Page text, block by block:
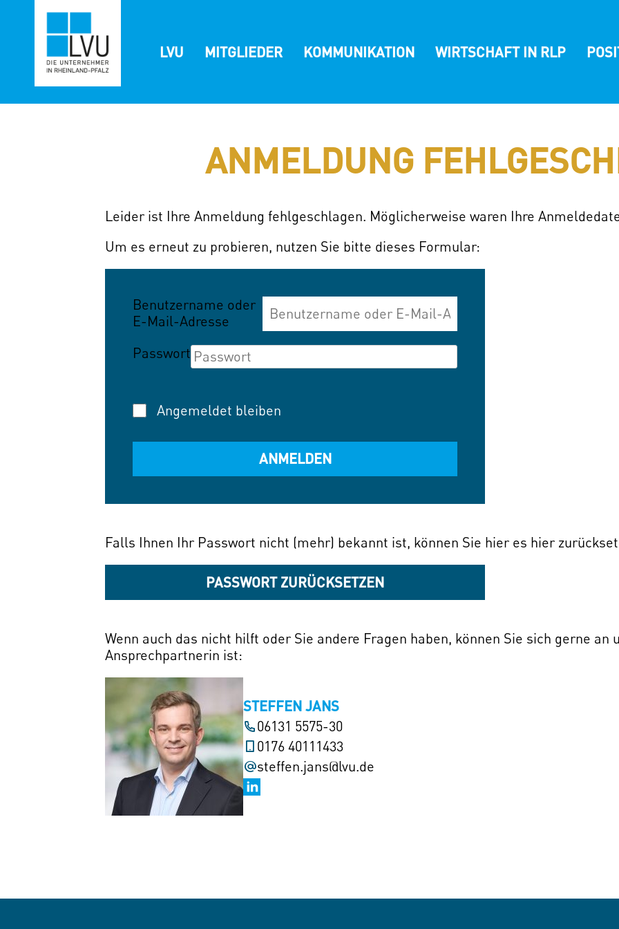
springen
LVU MITGLIEDER KOMMUNIKATION WIRTSCHAFT IN RLP
ANMELDUNG
Leider ist Ihre Anmeldung fehlgeschlagen. Möglicherweise waren Ihre
Um es erneut zu probieren, nutzen Sie bitte dieses Formular:
Benutzername oder
E-Mail-Adresse
Passwort
Angemeldet bleiben
Falls Ihnen Ihr Passwort nicht (mehr) bekannt ist, können Sie hier es hier
PASSWORT ZURÜCKSETZEN
Wenn auch das nicht hilft oder Sie andere Fragen haben, können Sie sich gerne an
Ansprechpartnerin ist:
STEFFEN JANS
06131 5575-30
0176 40111433
steffen.jans@lvu.de